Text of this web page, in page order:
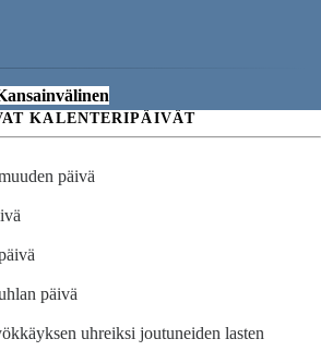
KALENTERIPÄIVÄT
päivä
päivä
uhreiksi joutuneiden lasten